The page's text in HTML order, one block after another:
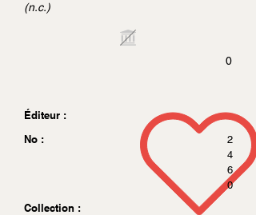
(n.c.)
0
Éditeur :
No :
2
4
6
0
Collection :